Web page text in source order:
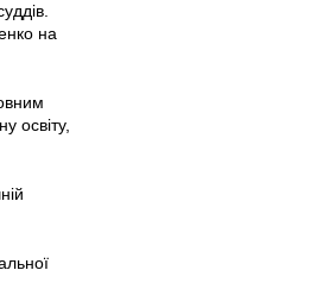
на
освіту,